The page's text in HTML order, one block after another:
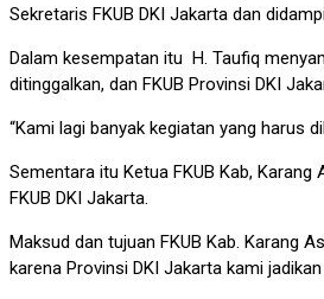
Sekretaris FKUB DKI Jakarta dan
Dalam kesempatan itu H. Taufiq
ditinggalkan, dan FKUB Provinsi DKI
“Kami lagi banyak kegiatan yang harus
Sementara itu Ketua FKUB Kab,
FKUB DKI Jakarta.
Maksud dan tujuan FKUB Kab. Karang
karena Provinsi DKI Jakarta kami